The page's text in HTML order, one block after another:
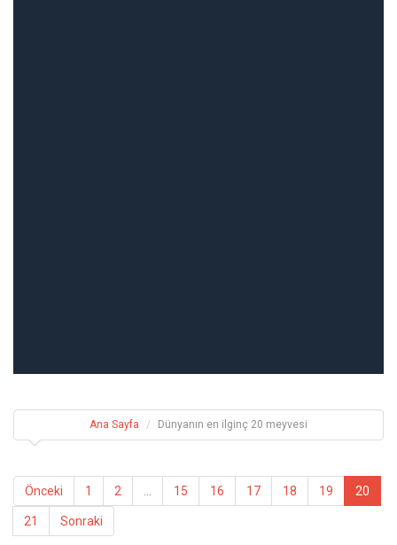
Ana Sayfa Dünyanın en ilginç 20 meyvesi
Önceki 1 2 15 16 17 18 19 20
21 Sonraki